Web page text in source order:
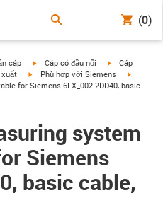
(0)
cáp igus-icon-arrow-right
Cáp có đầu nối igus-icon-
Cáp
xuất
igus-icon-arrow-right
Phù hợp với Siemens
for Siemens 6FX_002-2DD40, basic
system
Siemens
basic cable,